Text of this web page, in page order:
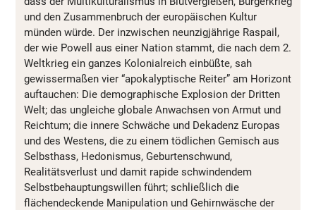
und den Zusammenbruch der europäischen Kultur
münden würde. Der inzwischen neunzigjährige Raspail,
der wie Powell aus einer Nation stammt, die nach dem 2.
Weltkrieg ein ganzes Kolonialreich einbüßte, sah
gewissermaßen vier “apokalyptische Reiter” am Horizont
auftauchen: Die demographische Explosion der Dritten
Welt; das ungleiche globale Anwachsen von Armut und
Reichtum; die innere Schwäche und Dekadenz Europas
und des Westens, die zu einem tödlichen Gemisch aus
Selbsthass, Hedonismus, Geburtenschwund,
Realitätsverlust und damit rapide schwindendem
Selbstbehauptungswillen führt; schließlich die
flächendeckende Manipulation und Gehirnwäsche der